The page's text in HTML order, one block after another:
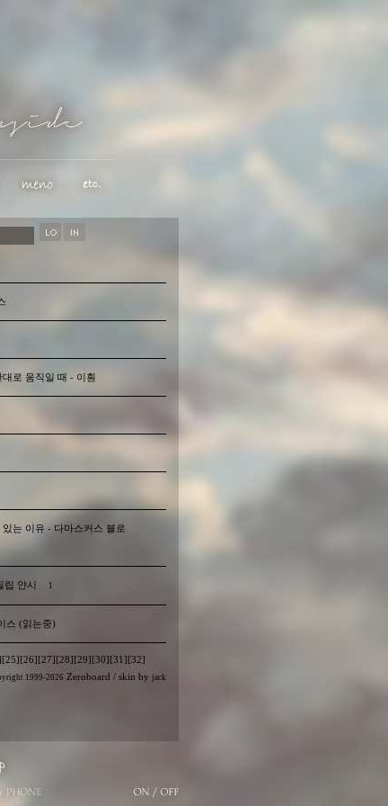
로 움직일 때 - 이훤
는 이유 - 다마스커스 블로
얀시 1
스 (읽는중)
[25] [26] [27] [28] [29] [30] [31] [32]
1999-2026 Zeroboard / skin by jack